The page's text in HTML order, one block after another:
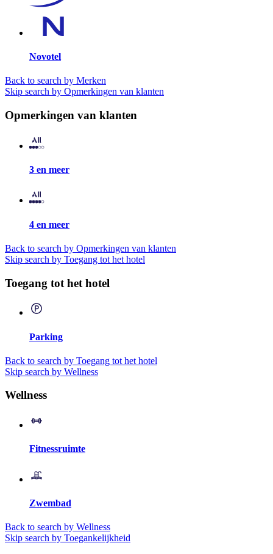
Novotel
Back to search by Merken
Skip search by Opmerkingen van klanten
Opmerkingen van klanten
3 en meer
4 en meer
Back to search by Opmerkingen van klanten
Skip search by Toegang tot het hotel
Toegang tot het hotel
Parking
Back to search by Toegang tot het hotel
Skip search by Wellness
Wellness
Fitnessruimte
Zwembad
Back to search by Wellness
Skip search by Toegankelijkheid